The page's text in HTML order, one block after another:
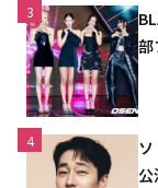
3
部
4
公